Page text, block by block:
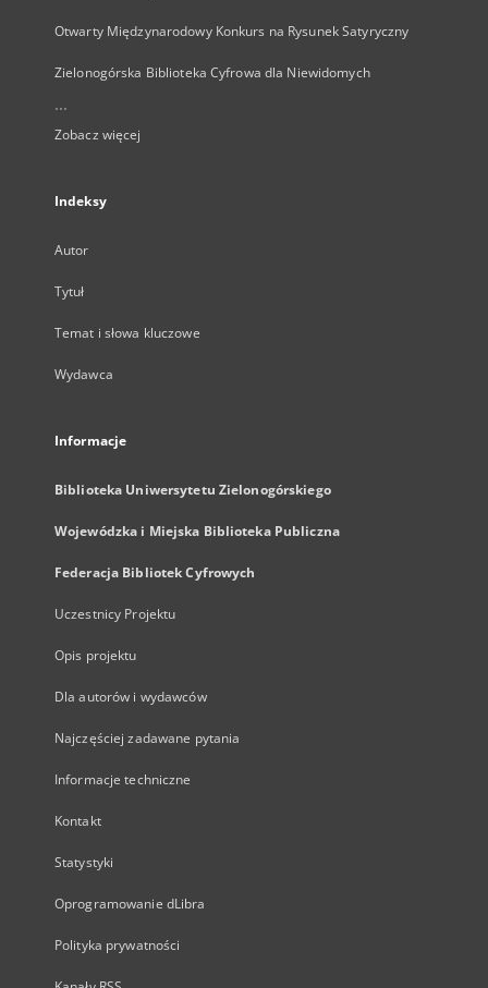
Otwarty Międzynarodowy Konkurs na Rysunek Satyryczny
Zielonogórska Biblioteka Cyfrowa dla Niewidomych
...
Zobacz więcej
Indeksy
Autor
Tytuł
Temat i słowa kluczowe
Wydawca
Informacje
Biblioteka Uniwersytetu Zielonogórskiego
Wojewódzka i Miejska Biblioteka Publiczna
Federacja Bibliotek Cyfrowych
Uczestnicy Projektu
Opis projektu
Dla autorów i wydawców
Najczęściej zadawane pytania
Informacje techniczne
Kontakt
Statystyki
Oprogramowanie dLibra
Polityka prywatności